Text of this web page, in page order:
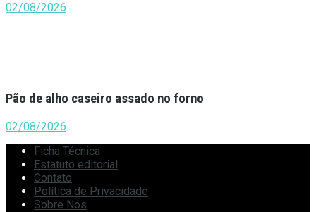
02/08/2026
Pão de alho caseiro assado no forno
02/08/2026
Ficha Técnica
Estatuto editorial
Contato
Política de Privacidade
Sobre Nós